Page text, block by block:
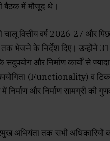
बैठक में मौजूद थे।
वित्तीय वर्ष 2026-27 और
भेजने के निर्देश दिए। उन्होंने
और निर्माण कार्यों से
पूर्ण उपयोगिता (Functionality)
और निर्माण सामग्री की
अभियंता तक सभी अधिकारियों